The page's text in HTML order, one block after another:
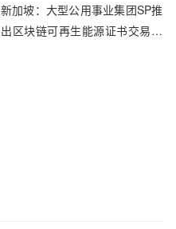
新加坡：大型公用事业集团SP推
出区块链可再生能源证书交易平